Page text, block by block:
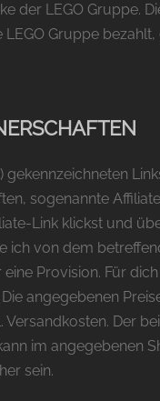
der LEGO Gruppe.
Gruppe
gekennzeichneten
sogenannte
Link klickst und
ich von dem
Provision. Für
angegebenen
Versandkosten. Der
im angegebenen
sein.